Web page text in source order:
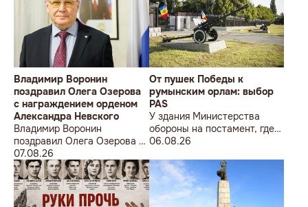
Владимир Воронин
поздравил Олега Озерова
с награждением орденом
Александра Невского
Владимир Воронин
поздравил Олега Озерова с
награждением орденом
Александра Невского
07.08.26
От пушек Победы к
румынским орлам: выбор
PAS
У здания Министерства
обороны на постамент, где
прежде стояла знаменитая
мужчина возложил букет
цветов.
06.08.26